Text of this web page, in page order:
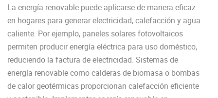
La energía renovable puede aplicarse de manera eficaz
en hogares para generar electricidad, calefacción y agua
caliente. Por ejemplo, paneles solares fotovoltaicos
permiten producir energía eléctrica para uso doméstico,
reduciendo la factura de electricidad. Sistemas de
energía renovable como calderas de biomasa o bombas
de calor geotérmicas proporcionan calefacción eficiente